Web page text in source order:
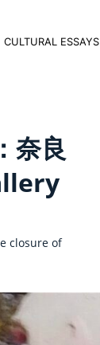
CULTURAL ESSAYS
奈良
closure of